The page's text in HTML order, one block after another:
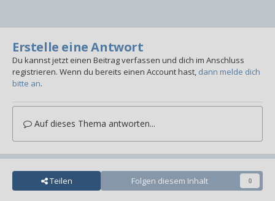
Erstelle eine Antwort
Du kannst jetzt einen Beitrag verfassen und dich im Anschluss
registrieren. Wenn du bereits einen Account hast, dann melde dich
bitte an.
Auf dieses Thema antworten...
Teilen Folgen diesem Inhalt 0